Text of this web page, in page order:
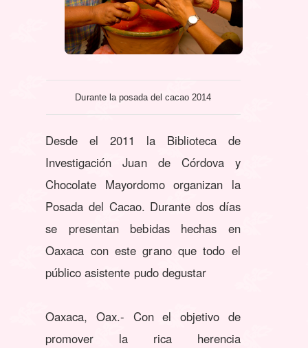
Durante la posada del cacao 2014
Desde el 2011 la Biblioteca de
Investigación Juan de Córdova y
Chocolate Mayordomo organizan la
Posada del Cacao. Durante dos días
se presentan bebidas hechas en
Oaxaca con este grano que todo el
público asistente pudo degustar
Oaxaca, Oax.- Con el objetivo de
promover la rica herencia